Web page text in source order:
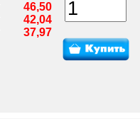
46,50
42,04
37,97